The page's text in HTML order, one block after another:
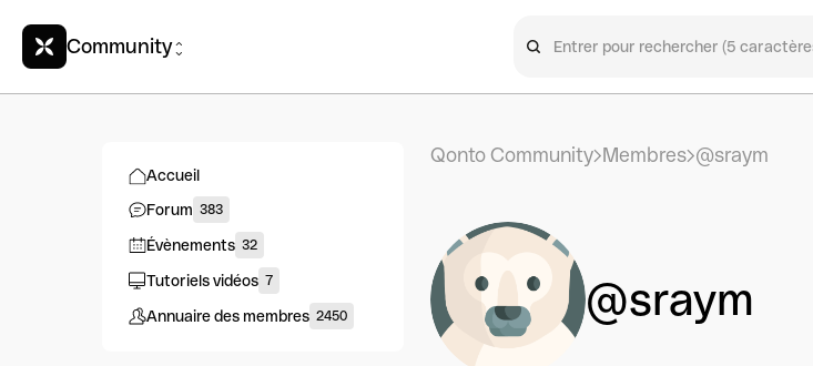
Community
Accueil
Forum 383
Évènements 32
Tutoriels vidéos 7
Annuaire des membres 2450
Qonto Community Membres @sraym
@sraym